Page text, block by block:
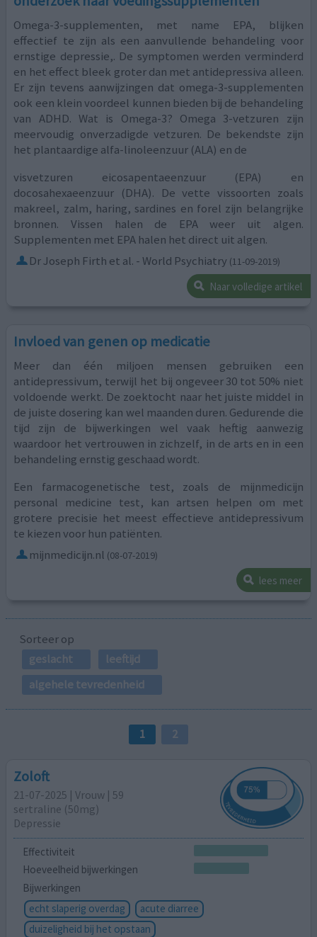
Omega-3-supplementen, met name EPA, blijken
effectief te zijn als een aanvullende behandeling voor
ernstige depressie,. De symptomen werden verminderd
en het effect bleek groter dan met antidepressiva alleen.
Er zijn tevens aanwijzingen dat omega-3-supplementen
ook een klein voordeel kunnen bieden bij de behandeling
van ADHD. Wat is Omega-3? Omega 3-vetzuren zijn
meervoudig onverzadigde vetzuren. De bekendste zijn
het plantaardige alfa-linoleenzuur (ALA) en de
visvetzuren eicosapentaeenzuur (EPA) en
docosahexaeenzuur (DHA). De vette vissoorten zoals
makreel, zalm, haring, sardines en forel zijn belangrijke
bronnen. Vissen halen de EPA weer uit algen.
Supplementen met EPA halen het direct uit algen.
Dr Joseph Firth et al. - World Psychiatry (11-09-2019)
Naar volledige artikel
Invloed van genen op medicatie
Meer dan één miljoen mensen gebruiken een
antidepressivum, terwijl het bij ongeveer 30 tot 50% niet
voldoende werkt. De zoektocht naar het juiste middel in
de juiste dosering kan wel maanden duren. Gedurende die
tijd zijn de bijwerkingen wel vaak heftig aanwezig
waardoor het vertrouwen in zichzelf, in de arts en in een
behandeling ernstig geschaad wordt.
Een farmacogenetische test, zoals de mijnmedicijn
personal medicine test, kan artsen helpen om met
grotere precisie het meest effectieve antidepressivum
te kiezen voor hun patiënten.
mijnmedicijn.nl (08-07-2019)
lees meer
Sorteer op
geslacht
leeftijd
algehele tevredenheid
1 2
Zoloft
21-07-2025 | Vrouw | 59
sertraline (50mg)
Depressie
Effectiviteit
Hoeveelheid bijwerkingen
Bijwerkingen
echt slaperig overdag
acute diarree
duizeligheid bij het opstaan